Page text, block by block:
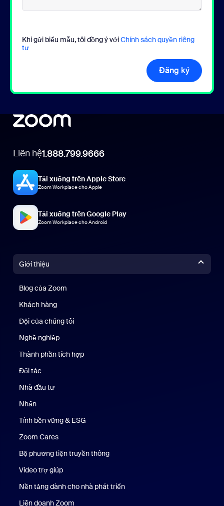
Khi gửi biểu mẫu, tôi đồng ý vớiChính sách quyền riêng
tư
Đăng ký
Liên hệ1.888.799.9666
Tải xuống trên Apple Store
Zoom Workplace cho Apple
Tải xuống trên Google Play
Zoom Workplace cho Android
Giới thiệu
Blog của Zoom
Khách hàng
Đội của chúng tôi
Nghề nghiệp
Thành phần tích hợp
Đối tác
Nhà đầu tư
Nhấn
Tính bền vững & ESG
Zoom Cares
Bộ phương tiện truyền thông
Video trợ giúp
Nền tảng dành cho nhà phát triển
Liên doanh Zoom